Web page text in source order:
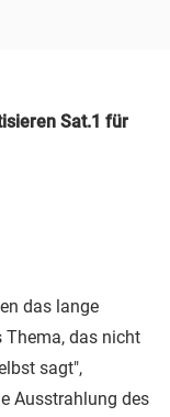
Sat.1 für
das lange
Thema, das nicht
sagt",
Ausstrahlung des